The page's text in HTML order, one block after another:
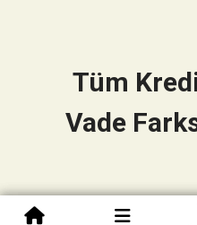
Tüm
Vade